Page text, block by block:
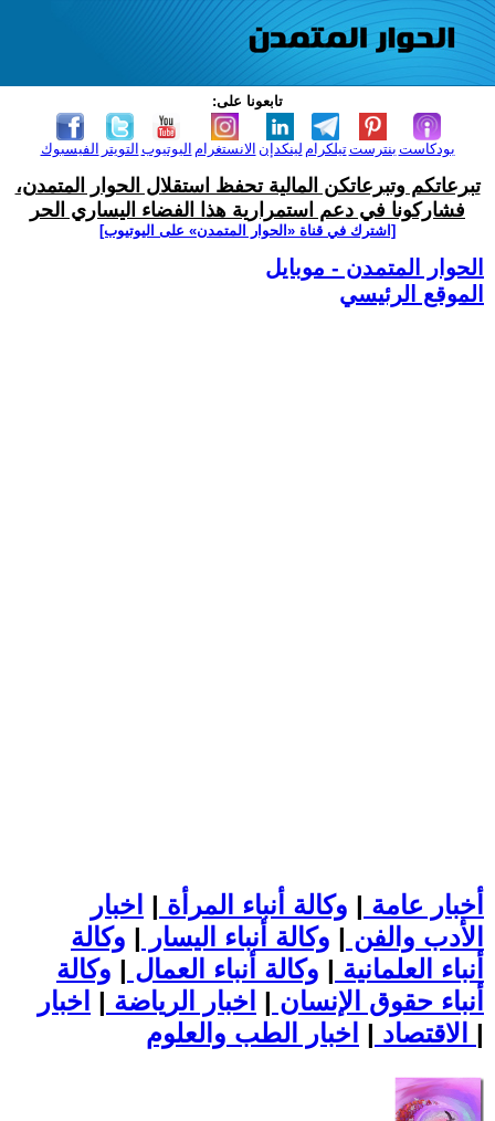
تابعونا على:
الفيسبوك التويتر اليوتيوب الانستغرام لينكدإن تيلكرامبنترست بودكاست
تبرعاتكم وتبرعاتكن المالية تحفظ استقلال الحوار المتمدن،
فشاركونا في دعم استمرارية هذا الفضاء اليساري الحر
[اشترك في قناة ‫«الحوار المتمدن» على اليوتيوب]
الحوار المتمدن - موبايل
الموقع الرئيسي
أخبار عامة | وكالة أنباء المرأة | اخبار
الأدب والفن | وكالة أنباء اليسار | وكالة
أنباء العلمانية | وكالة أنباء العمال | وكالة
أنباء حقوق الإنسان | اخبار الرياضة | اخبار
الاقتصاد | |